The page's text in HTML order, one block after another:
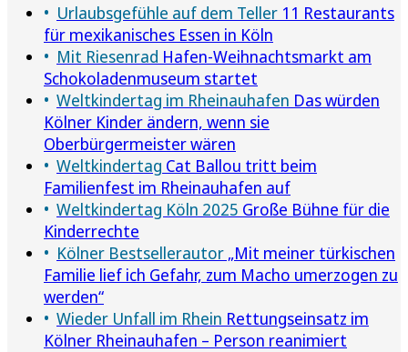
Urlaubsgefühle auf dem Teller 11 Restaurants
für mexikanisches Essen in Köln
Mit Riesenrad Hafen-Weihnachtsmarkt am
Schokoladenmuseum startet
Weltkindertag im Rheinauhafen Das würden
Kölner Kinder ändern, wenn sie
Oberbürgermeister wären
Weltkindertag Cat Ballou tritt beim
Familienfest im Rheinauhafen auf
Weltkindertag Köln 2025 Große Bühne für die
Kinderrechte
Kölner Bestsellerautor „Mit meiner türkischen
Familie lief ich Gefahr, zum Macho umerzogen zu
werden“
Wieder Unfall im Rhein Rettungseinsatz im
Kölner Rheinauhafen – Person reanimiert